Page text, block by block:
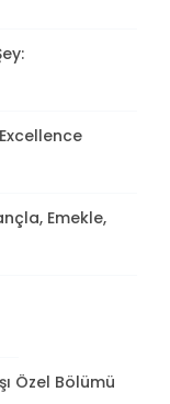
Emekle,
Özel Bölümü